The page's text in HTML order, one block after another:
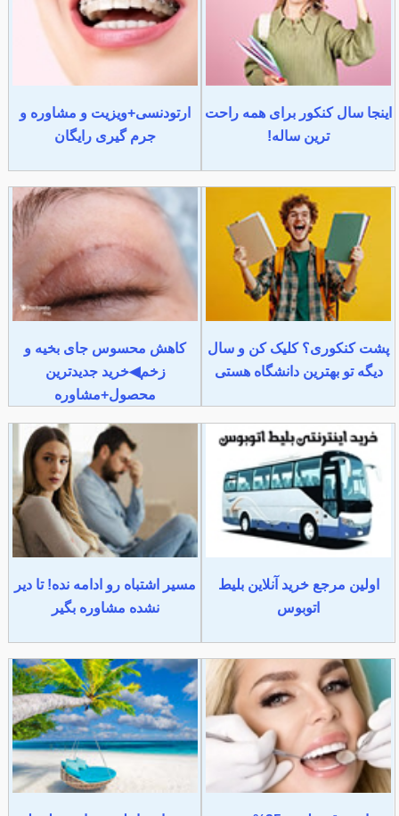
اینجا سال کنکور برای همه راحت
ترین ساله!
ارتودنسی+ویزیت و مشاوره و
جرم گیری رایگان
پشت کنکوری؟ کلیک کن و سال
دیگه تو بهترین دانشگاه هستی
کاهش محسوس جای بخیه و
زخم◀خرید جدیدترین
محصول+مشاوره
اولین مرجع خرید آنلاین بلیط
اتوبوس
مسیر اشتباه رو ادامه نده! تا دیر
نشده مشاوره بگیر